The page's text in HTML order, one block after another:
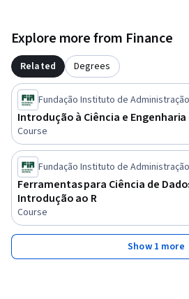
Explore more from Finance
Related Degrees
Fundação Instituto de Administração
Introdução à Ciência e Engenharia
Course
Fundação Instituto de Administração
Ferramentas para Ciência de
Introdução ao R
Course
Show 1 more